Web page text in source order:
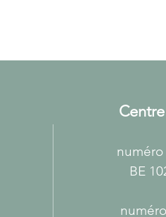
BE